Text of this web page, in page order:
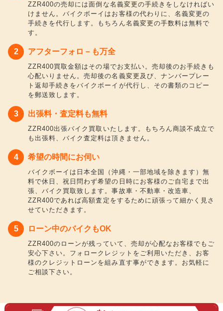
ZZR400の売却には面倒な名義変更の手続きをしなければい
けません。バイクボーイはお客様の代わりに、名義変更の
手続きを代行します。もちろん名義変更の手数料は無料で
す。
アフターフォロ－も万全
ZZR400買取金額はその場でお支払い。売却後のお手続きも
心配いりません。売却後の名義変更及び、ナンバープレー
ト返却手続きをバイクボーイが代行し、その書類のコピー
を郵送致します。
出張料・査定料も無料
ZZR400出張バイク買取いたします。もちろん商談不成立で
も出張料、バイク査定料は頂きません。
希望の時間にお伺い
バイクボーイは日本全国（沖縄・一部地域を除きます）無
料で休日、祝日問わず希望の日時にお客様のご自宅まで出
張、バイク買取致します。事故車・不動車・改造車、
ZZR400であれば高額査定をするために頑張って細かく見さ
せていただきます。
ローン中のバイクもOK
ZZR400のローンが残っていて、売却が心配なお客様でもご
安心下さい。フォロークレジットをご利用いただき、お客
様のクレジットローンを組み直す事ができます。お気軽に
ご相談下さい。